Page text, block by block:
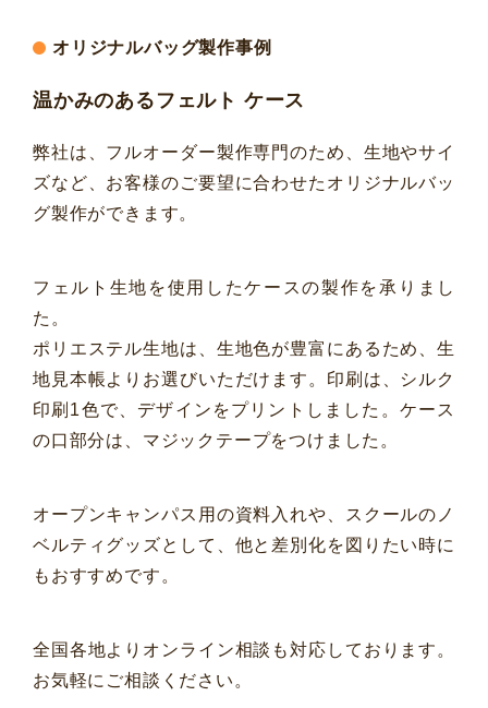
オリジナルバッグ製作事例
温かみのあるフェルト ケース
弊社は、フルオーダー製作専門のため、生地やサイ
ズなど、お客様のご要望に合わせたオリジナルバッ
グ製作ができます。
フェルト生地を使用したケースの製作を承りまし
た。
ポリエステル生地は、生地色が豊富にあるため、生
地見本帳よりお選びいただけます。印刷は、シルク
印刷1色で、デザインをプリントしました。ケース
の口部分は、マジックテープをつけました。
オープンキャンパス用の資料入れや、スクールのノ
ベルティグッズとして、他と差別化を図りたい時に
もおすすめです。
全国各地よりオンライン相談も対応しております。
お気軽にご相談ください。